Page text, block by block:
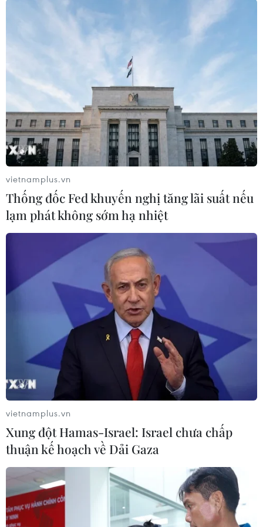
Anh lại đi theo chiều ngược lại - ưu tiên bảo vệ
tăng trưởng đang nguy cấp hơn là siết chặt tiền
tệ.
Sự phân kỳ chính sách này phản ánh hai cách
đọc khác nhau về cùng một cơn bão. ECB nhìn
thấy nguy cơ lạm phát nhập khẩu là ưu tiên cần
dập tắt. BoE nhìn thấy một nền kinh tế đang
mất đà, thị trường lao động yếu, tăng trưởng
tiền lương chậm lại và áp lực giá cơ bản đang
hạ nhiệt và kết luận rằng thắt chặt thêm lúc này
chỉ làm trầm trọng thêm vết thương.
Chuyên gia Ruth Gregory tại Capital Economics
cảnh báo "đà tăng trưởng mạnh đầu năm đang
lung lay" và dự kiến BoE sẽ giữ nguyên lãi suất
đến hết năm.
Chuyên gia kinh tế Thomas Pugh tại công ty
kiểm toán RSM UK thậm chí còn thẳng thắn
hơn: dù cuộc xung đột ở Trung Đông có kết thúc
sớm, giá năng lượng và chi phí vay cao hơn,
cộng với một đợt bất ổn chính trị mới, nhiều
khả năng sẽ cộng hưởng với nhau và kéo tăng
trưởng gần như về mức đình trệ cho đến cuối
vietnamplus.vn
Thống đốc Fed khuyến nghị tăng lãi suất nếu
lạm phát không sớm hạ nhiệt
vietnamplus.vn
Xung đột Hamas-Israel: Israel chưa chấp
thuận kế hoạch về Dải Gaza